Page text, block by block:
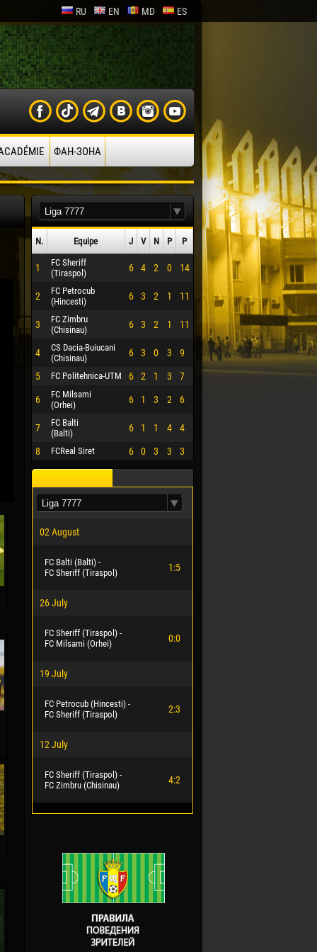
RU EN MD ES
ФАН-ЗОНА
N. Equipe J V N P P
1
FC Sheriff
(Tiraspol)
6 4 2 0 14
2
FC Petrocub
(Hincesti)
6 3 2 1 11
3
FC Zimbru
(Chisinau)
6 3 2 1 11
4
CS Dacia-Buiucani
(Chisinau)
6 3 0 3 9
5 FC Politehnica-UTM 6 2 1 3 7
6
FC Milsami
(Orhei)
6 1 3 2 6
7
FC Balti
(Balti)
6 1 1 4 4
8 FCReal Siret 6 0 3 3 3
02 August
FC Balti (Balti) -
FC Sheriff (Tiraspol)
1:5
26 July
FC Sheriff (Tiraspol) -
FC Milsami (Orhei)
0:0
19 July
FC Petrocub (Hincesti) -
FC Sheriff (Tiraspol)
2:3
12 July
FC Sheriff (Tiraspol) -
FC Zimbru (Chisinau)
4:2